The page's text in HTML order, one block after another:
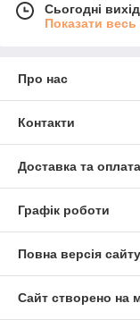
Сьогодні
Показати
Про нас
Контакти
Доставка та оплата
Графік роботи
Повна версія сайту
Сайт створено на